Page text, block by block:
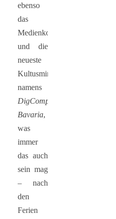
ebenso
das
Medienkonzept
und die
neueste
Kultusministeriumswortkreation
namens
DigCompEdu
Bavaria,
was
immer
das auch
sein mag
– nach
den
Ferien